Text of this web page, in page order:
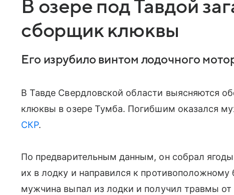
В озере под Тавдой
сборщик клюквы
Его изрубило винтом лодочного
В Тавде Свердловской области выясняются
клюквы в озере Тумба. Погибшим оказался
СКР.
По предварительным данным, он собрал
их в лодку и направился к
мужчина выпал из лодки и получил травмы